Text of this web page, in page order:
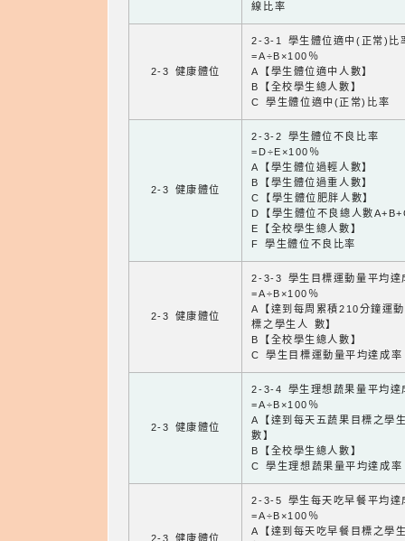
線比率
2-3 健康體位
2-3-1 學生體位適中(正常)比
=A÷B×100％
A【學生體位適中人數】
B【全校學生總人數】
C 學生體位適中(正常)比率
2-3 健康體位
2-3-2 學生體位不良比率
=D÷E×100％
A【學生體位過輕人數】
B【學生體位過重人數】
C【學生體位肥胖人數】
D【學生體位不良總人數
E【全校學生總人數】
F 學生體位不良比率
2-3 健康體位
2-3-3 學生目標運動量平均達
=A÷B×100％
A【達到每周累積210分鐘運
標之學生人 數】
B【全校學生總人數】
C 學生目標運動量平均達成率
2-3 健康體位
2-3-4 學生理想蔬果量平均達
=A÷B×100％
A【達到每天五蔬果目標之學
數】
B【全校學生總人數】
C 學生理想蔬果量平均達成率
2-3 健康體位
2-3-5 學生每天吃早餐平均達
=A÷B×100％
A【達到每天吃早餐目標之學